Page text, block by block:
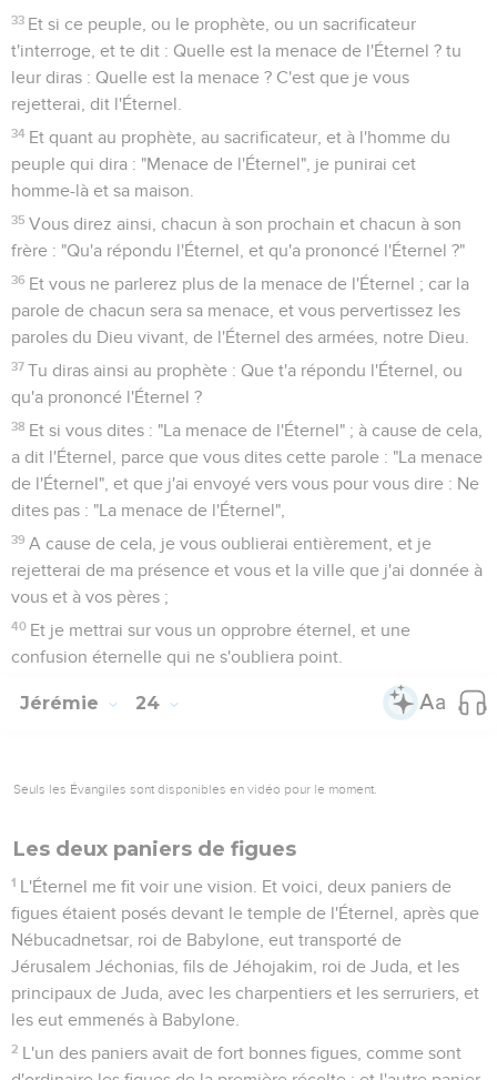
33 Et si ce peuple, ou le prophète, ou un sacrificateur
t'interroge, et te dit : Quelle est la menace de l'Éternel ? tu
leur diras : Quelle est la menace ? C'est que je vous
rejetterai, dit l'Éternel.
34 Et quant au prophète, au sacrificateur, et à l'homme du
peuple qui dira : "Menace de l'Éternel", je punirai cet
homme-là et sa maison.
35 Vous direz ainsi, chacun à son prochain et chacun à son
frère : "Qu'a répondu l'Éternel, et qu'a prononcé l'Éternel ?"
36 Et vous ne parlerez plus de la menace de l'Éternel ; car la
parole de chacun sera sa menace, et vous pervertissez les
paroles du Dieu vivant, de l'Éternel des armées, notre Dieu.
37 Tu diras ainsi au prophète : Que t'a répondu l'Éternel, ou
qu'a prononcé l'Éternel ?
38 Et si vous dites : "La menace de l'Éternel" ; à cause de cela,
a dit l'Éternel, parce que vous dites cette parole : "La menace
de l'Éternel", et que j'ai envoyé vers vous pour vous dire : Ne
dites pas : "La menace de l'Éternel",
39 A cause de cela, je vous oublierai entièrement, et je
rejetterai de ma présence et vous et la ville que j'ai donnée à
vous et à vos pères ;
40 Et je mettrai sur vous un opprobre éternel, et une
confusion éternelle qui ne s'oubliera point.
Jérémie 24
Seuls les Évangiles sont disponibles en vidéo pour le moment.
Les deux paniers de figues
1 L'Éternel me fit voir une vision. Et voici, deux paniers de
figues étaient posés devant le temple de l'Éternel, après que
Nébucadnetsar, roi de Babylone, eut transporté de
Jérusalem Jéchonias, fils de Jéhojakim, roi de Juda, et les
principaux de Juda, avec les charpentiers et les serruriers, et
les eut emmenés à Babylone.
2 L'un des paniers avait de fort bonnes figues, comme sont